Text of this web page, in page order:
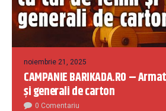
noiembrie 21, 2025
CAMPANIE BARIKADA.RO –
și generali de carton
0 Comentariu